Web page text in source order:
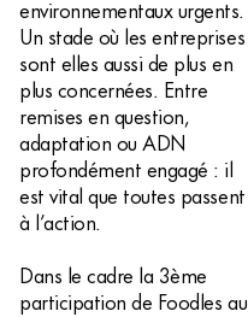
environnementaux urgents.
Un stade où les entreprises
sont elles aussi de plus en
plus concernées. Entre
remises en question,
adaptation ou ADN
profondément engagé : il
est vital que toutes passent
à l’action.
Dans le cadre la 3ème
participation de Foodles au